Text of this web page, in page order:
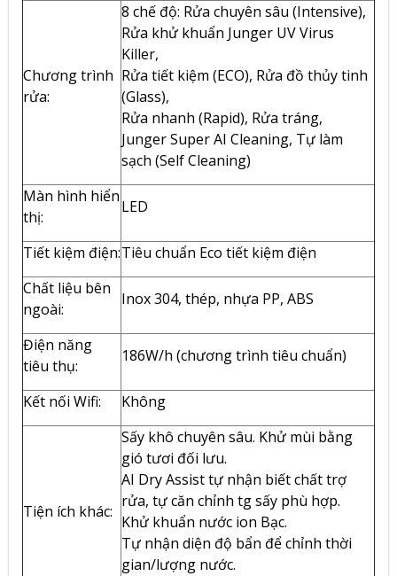
Chương trình
rửa:
8 chế độ: Rửa chuyên sâu (Intensive),
Rửa khử khuẩn Junger UV Virus
Killer,
Rửa tiết kiệm (ECO), Rửa đồ thủy tinh
(Glass),
Rửa nhanh (Rapid), Rửa tráng,
Junger Super AI Cleaning, Tự làm
sạch (Self Cleaning)
Màn hình hiển
thị:
LED
Tiết kiệm điện:Tiêu chuẩn Eco tiết kiệm điện
Chất liệu bên
ngoài:
Inox 304, thép, nhựa PP, ABS
Điện năng
tiêu thụ:
186W/h (chương trình tiêu chuẩn)
Kết nối Wifi: Không
Tiện ích khác:
Sấy khô chuyên sâu. Khử mùi bằng
gió tươi đối lưu.
AI Dry Assist tự nhận biết chất trợ
rửa, tự căn chỉnh tg sấy phù hợp.
Khử khuẩn nước ion Bạc.
Tự nhận diện độ bẩn để chỉnh thời
gian/lượng nước.